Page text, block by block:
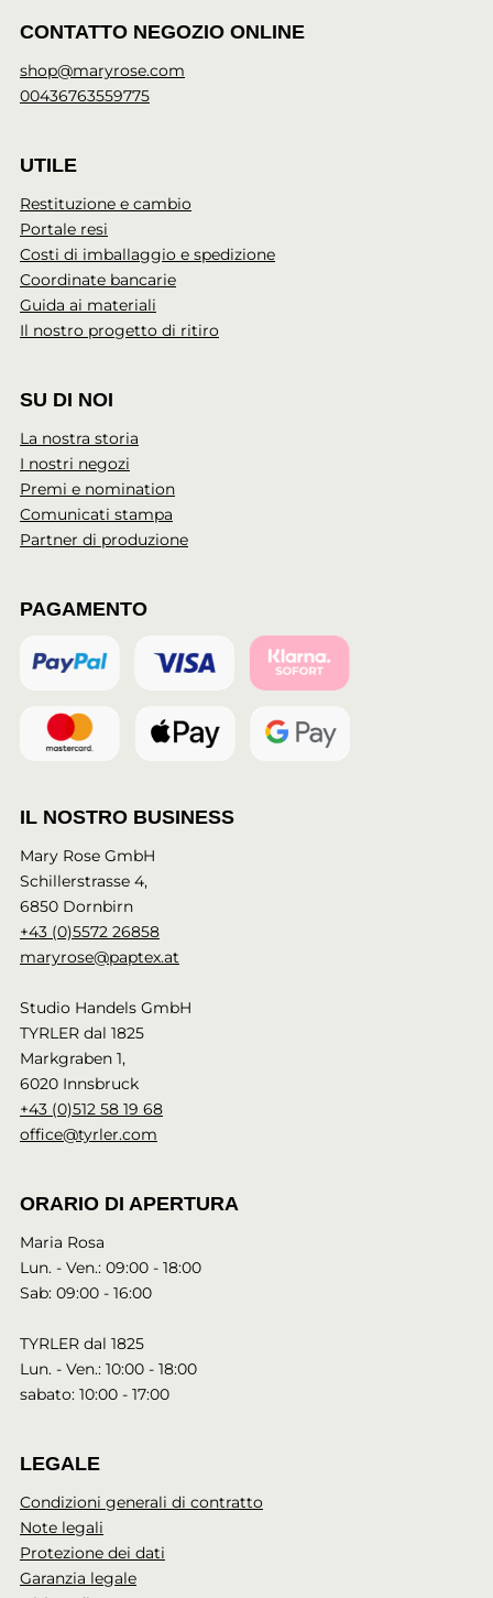
CONTATTO NEGOZIO ONLINE
shop@maryrose.com
00436763559775
UTILE
Restituzione e cambio
Portale resi
Costi di imballaggio e spedizione
Coordinate bancarie
Guida ai materiali
Il nostro progetto di ritiro
SU DI NOI
La nostra storia
I nostri negozi
Premi e nomination
Comunicati stampa
Partner di produzione
PAGAMENTO
IL NOSTRO BUSINESS
Mary Rose GmbH
Schillerstrasse 4,
6850 Dornbirn
+43 (0)5572 26858
maryrose@paptex.at
Studio Handels GmbH
TYRLER dal 1825
Markgraben 1,
6020 Innsbruck
+43 (0)512 58 19 68
office@tyrler.com
ORARIO DI APERTURA
Maria Rosa
Lun. - Ven.: 09:00 - 18:00
Sab: 09:00 - 16:00
TYRLER dal 1825
Lun. - Ven.: 10:00 - 18:00
sabato: 10:00 - 17:00
LEGALE
Condizioni generali di contratto
Note legali
Protezione dei dati
Garanzia legale